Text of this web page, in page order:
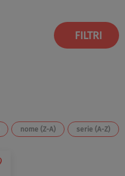
FILTRI
nome (Z-A) serie (A-Z)